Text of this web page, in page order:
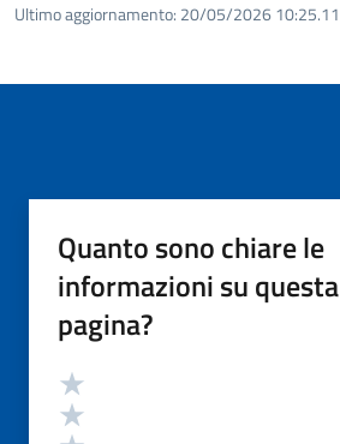
Ultimo aggiornamento: 20/05/2026 10:25.11
Quanto sono chiare le
informazioni su questa
pagina?
Valutazione